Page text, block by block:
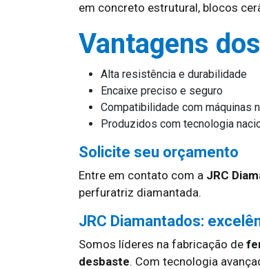
em concreto estrutural, blocos
Vantagens
Alta resistência e durabilidade
Encaixe preciso e seguro
Compatibilidade com máquinas
Produzidos com tecnologia
Solicite seu orçamento
Entre em contato com a JRC
perfuratriz diamantada.
JRC Diamantados:
Somos líderes na fabricação de
desbaste. Com tecnologia